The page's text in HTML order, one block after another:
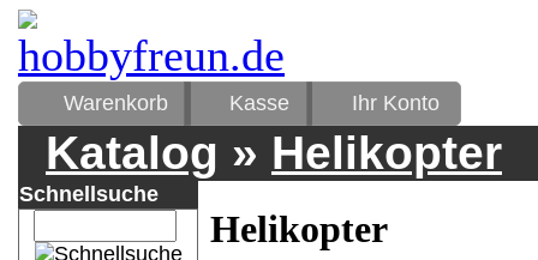
Warenkorb Kasse Ihr Konto
Katalog » Helikopter
Helikopter
Schnellsuche